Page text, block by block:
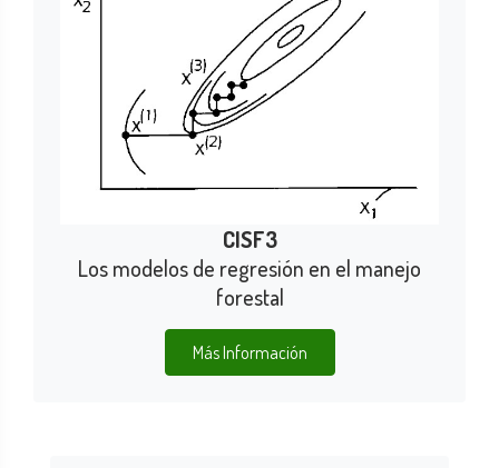
CISF3
Los modelos de regresión en el manejo
forestal
Más Información